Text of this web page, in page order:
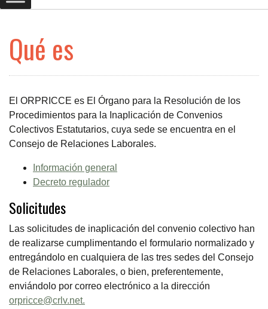
Qué es
El ORPRICCE es El Órgano para la Resolución de los
Procedimientos para la Inaplicación de Convenios
Colectivos Estatutarios, cuya sede se encuentra en el
Consejo de Relaciones Laborales.
Información general
Decreto regulador
Solicitudes
Las solicitudes de inaplicación del convenio colectivo han
de realizarse cumplimentando el formulario normalizado y
entregándolo en cualquiera de las tres sedes del Consejo
de Relaciones Laborales, o bien, preferentemente,
enviándolo por correo electrónico a la dirección
orpricce@crlv.net.